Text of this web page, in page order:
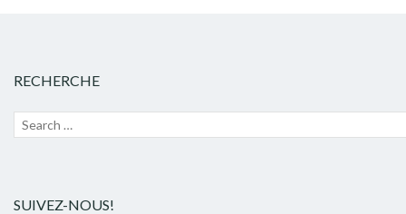
RECHERCHE
Recherche
SUIVEZ-NOUS!